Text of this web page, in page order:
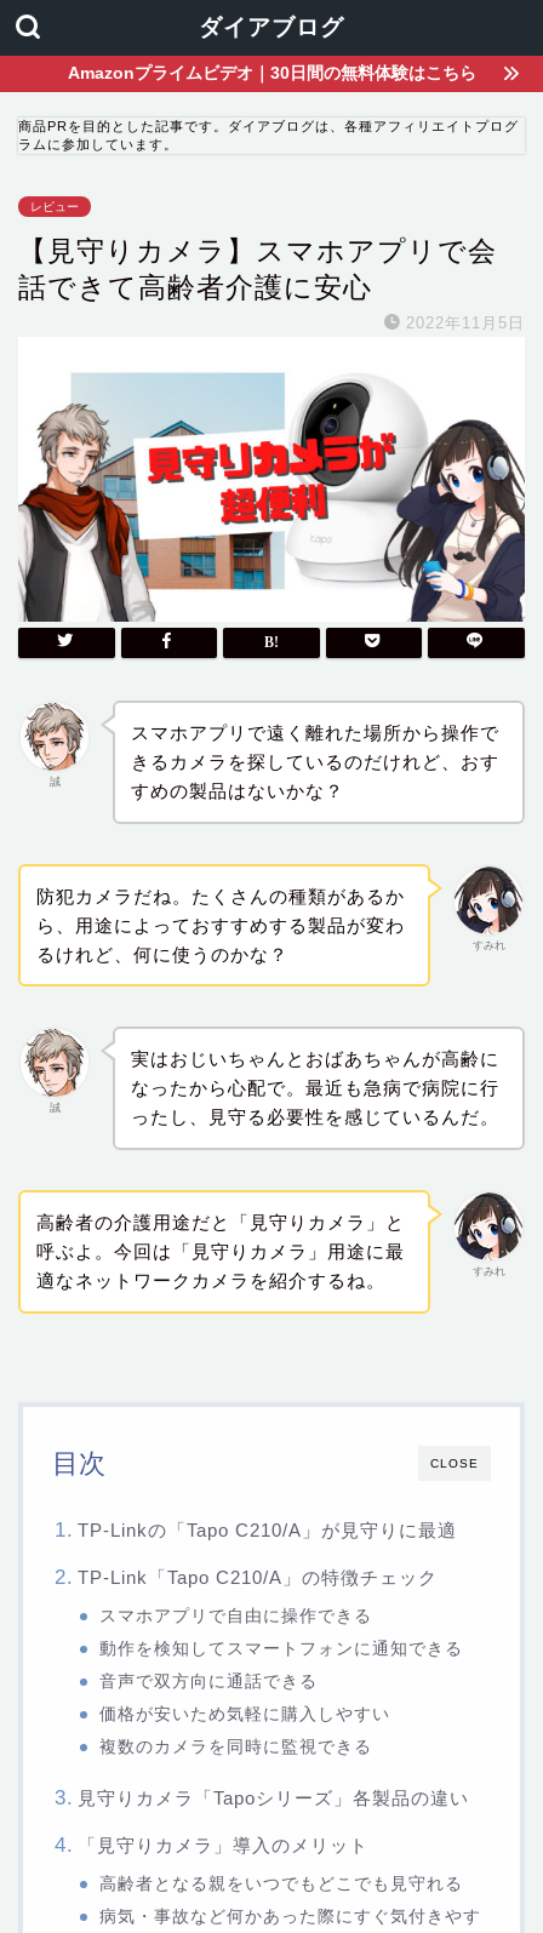
ダイアブログ
Amazonプライムビデオ｜30日間の無料体験はこちら
商品PRを目的とした記事です。ダイアブログは、各種アフィリエイトプログ
ラムに参加しています。
レビュー
【見守りカメラ】スマホアプリで会
話できて高齢者介護に安心
2022年11月5日
誠
スマホアプリで遠く離れた場所から操作で
きるカメラを探しているのだけれど、おす
すめの製品はないかな？
すみれ
防犯カメラだね。たくさんの種類があるか
ら、用途によっておすすめする製品が変わ
るけれど、何に使うのかな？
誠
実はおじいちゃんとおばあちゃんが高齢に
なったから心配で。最近も急病で病院に行
ったし、見守る必要性を感じているんだ。
すみれ
高齢者の介護用途だと「見守りカメラ」と
呼ぶよ。今回は「見守りカメラ」用途に最
適なネットワークカメラを紹介するね。
CLOSE
目次
TP-Linkの「‎Tapo C210/A」が見守りに最適
TP-Link「Tapo C210/A」の特徴チェック
スマホアプリで自由に操作できる
動作を検知してスマートフォンに通知できる
音声で双方向に通話できる
価格が安いため気軽に購入しやすい
複数のカメラを同時に監視できる
見守りカメラ「Tapoシリーズ」各製品の違い
「見守りカメラ」導入のメリット
高齢者となる親をいつでもどこでも見守れる
病気・事故など何かあった際にすぐ気付きやす